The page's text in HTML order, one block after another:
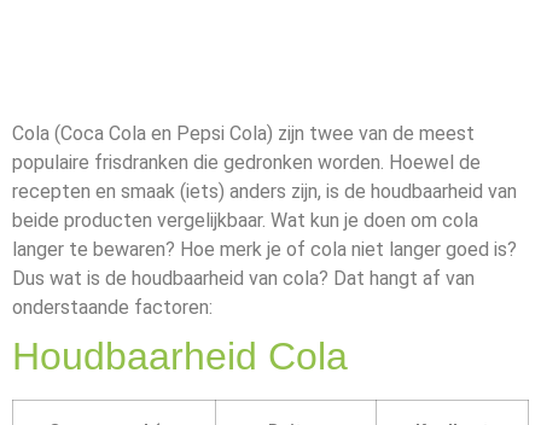
Cola (Coca Cola en Pepsi Cola) zijn twee van de meest
populaire frisdranken die gedronken worden. Hoewel de
recepten en smaak (iets) anders zijn, is de houdbaarheid van
beide producten vergelijkbaar. Wat kun je doen om cola
langer te bewaren? Hoe merk je of cola niet langer goed is?
Dus wat is de houdbaarheid van cola? Dat hangt af van
onderstaande factoren:
Houdbaarheid Cola